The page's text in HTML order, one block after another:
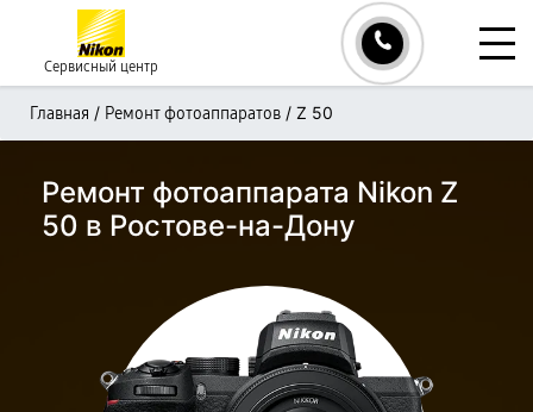
Сервисный центр
Главная / Ремонт фотоаппаратов / Z 50
Ремонт фотоаппарата Nikon Z
50 в Ростове-на-Дону